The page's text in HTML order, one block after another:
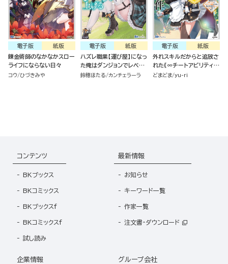
紙版
電子版
錬金術師のなかなかスロー
ライフにならない日々
コウ ひづきみや
紙版
電子版
ハズレ職業【運び屋】になっ
た俺はダンジョンでレベル
を上げる
鈴穂ほたる カンチェラーラ
紙版
電子版
外れスキルだからと追放さ
れた《∞チートアビリティ》
が強すぎて草も生えない件
どまどま yu-ri
コンテンツ
BKブックス
BKコミックス
BKブックスf
BKコミックスf
試し読み
最新情報
お知らせ
キーワード一覧
作家一覧
注文書・ダウンロード
企業情報 グループ会社